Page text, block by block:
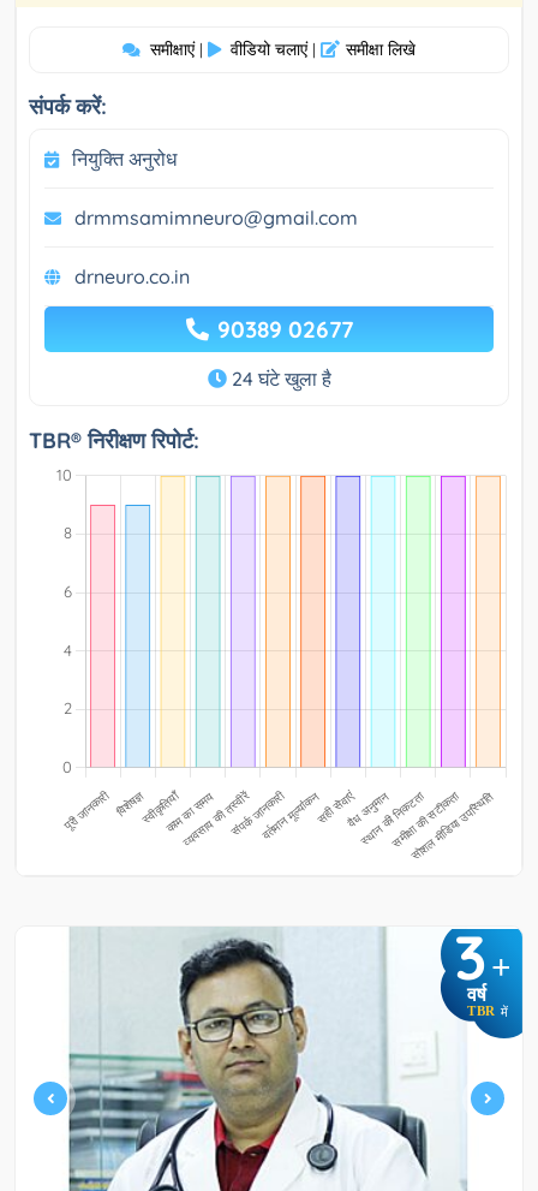
समीक्षाएं | वीडियो चलाएं | समीक्षा लिखे
संपर्क करें:
नियुक्ति अनुरोध
drmmsamimneuro@gmail.com
drneuro.co.in
90389 02677
24 घंटे खुला है
TBR® निरीक्षण रिपोर्ट:
3+
वर्ष
TBR में